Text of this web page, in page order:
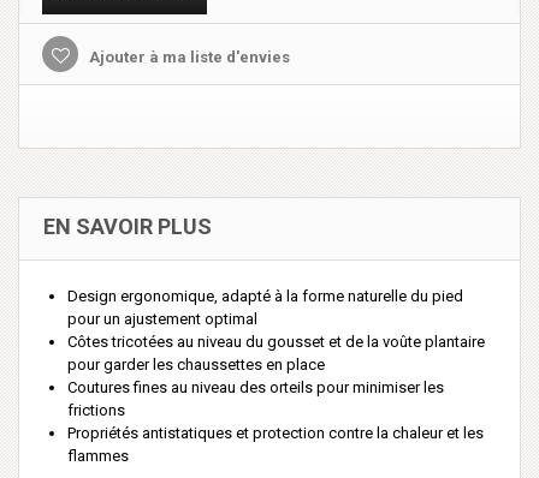
Ajouter à ma liste d'envies
EN SAVOIR PLUS
Design ergonomique, adapté à la forme naturelle du pied
pour un ajustement optimal
Côtes tricotées au niveau du gousset et de la voûte plantaire
pour garder les chaussettes en place
Coutures fines au niveau des orteils pour minimiser les
frictions
Propriétés antistatiques et protection contre la chaleur et les
flammes